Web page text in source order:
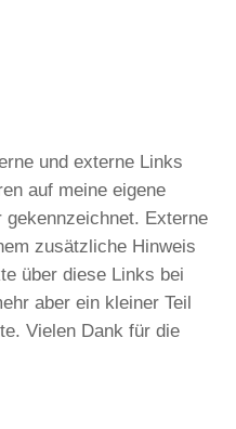
und externe Links
auf meine eigene
Externe
zusätzliche Hinweis
über diese Links bei
aber ein kleiner Teil
Vielen Dank für die